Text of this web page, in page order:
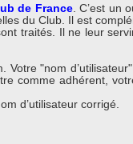
de France. C’est un
du Club. Il est
traités. Il ne leur
"nom
comme adhérent,
d’utilisateur corrigé.